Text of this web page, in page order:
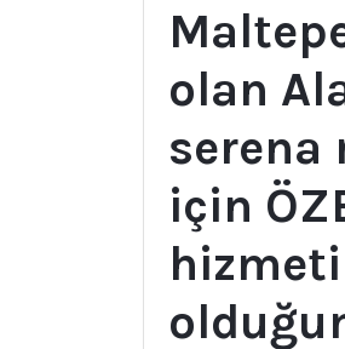
olan
serena
için